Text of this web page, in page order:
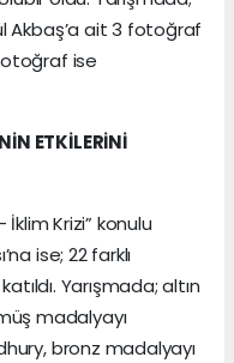
Akbaş’a ait 3 fotoğraf
ise
ETKİLERİNİ
Krizi” konulu
ise; 22 farklı
Yarışmada; altın
madalyayı
bronz madalyayı